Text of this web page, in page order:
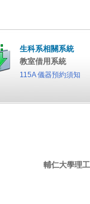
生科系相關系統
教室借用系統
115A 儀器預約須知
輔仁大學理